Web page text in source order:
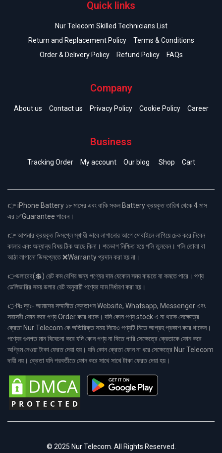
Quick links
Nur Telecom Skilled Technicians List
Return and Replacement Policy
Terms & Conditions
Order & Delivery Policy
Refund Policy FAQs
Company
About us Contact us Privacy Policy Cookie Policy Career
Business
Tracking Order My account Our blog Shop Cart
👉 iPhone Battery ১৮ মাসের এবং বাকি সকল Battery ক্রয়কৃত তারিখ থেকে 4 মাস
এর ✅Guarantee পাবেন।
👉 আপনার ক্রয়কৃত ডিসপ্লে স্থায়ী ভাবে লাগানোর আগে মোবাইলে লাগিয়ে চেক করে নিবেন
কালার এবং অন্যান্য বিষয় ঠিক আছে কিনা। শতভাগ নিশ্চিত হয়ে পলি তুলবেন। পলি তোলা বা
আঠা লাগানো ডিসপ্লেতে ❌Warranty প্রদান করা হয় না।
👉ডলারের(💲) রেট কম বেশির জন্য পণ্যের দাম যেকোন সময় বাড়তে বা কমতে পারে। পণ্য
ডেলিভারির সময় ডলার রেট অনুযায়ী পণ্যের দাম নির্ধারণ করা হয়।
👉বিঃ দ্রঃ- আমাদের সম্মানীত ক্রেতাগন Website, Whatsapp, Messenger এবং
সরাসরী ফোন করে পণ্য Order করে থাকে। যদি কোন পণ্য stock এ না থাকে সেক্ষেত্রে
ক্রেতা Nur Telecom কে অতিরিক্ত সময় দিয়েও পণ্যটি নিতে আগ্রহ প্রকাশ করে থাকেন।
পণ্যের গুনগত মান বিবেচনা করে যদি কোন পণ্য না দিতে পারি সেক্ষেত্রে ক্রেতাকে ফোন করে
অগ্রিম নেওয়া টাকা ফেরত দেয়া হয়। যদি কোন ক্রেতা ফোন না ধরে সেক্ষেত্রে Nur Telecom
দায়ী নয়। ক্রেতা যদি পরবর্তীতে ফোন করে সাথে সাথে টাকা ফেরত দেয়া হয়।
© 2025 Nur Telecom. All Rights Reserved.